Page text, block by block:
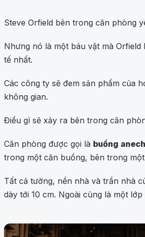
Steve Orfield bên trong căn phòng
Nhưng nó là một báu vật mà
tế nhất.
Các công ty sẽ đem sản phẩm của
không gian.
Điều gì sẽ xảy ra bên trong căn
Căn phòng được gọi là buồng
trong một căn buồng, bên trong
Tất cả tường, nền nhà và trần nhà
dày tới 10 cm. Ngoài cùng là một